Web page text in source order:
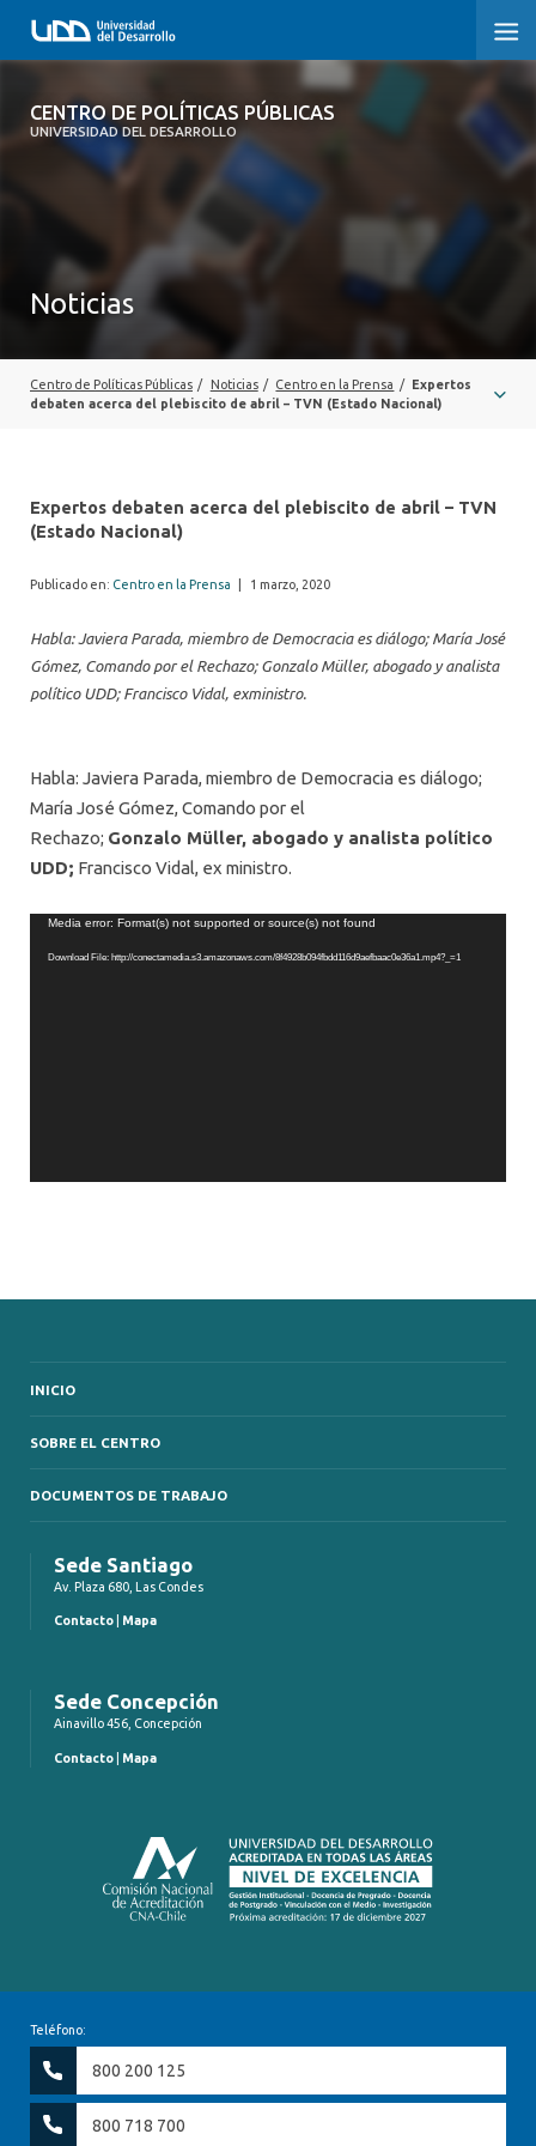
CENTRO DE POLÍTICAS PÚBLICAS
UNIVERSIDAD DEL DESARROLLO
CENTRO DE POLÍTICAS PÚBLICAS
DOCUMENTOS DE TRABAJO
Noticias
Centro de Políticas Públicas / Noticias / Centro en la Prensa /
Expertos
debaten acerca del plebiscito de abril – TVN (Estado Nacional)
Expertos debaten acerca del plebiscito de abril – TVN
(Estado Nacional)
Publicado en: Centro en la Prensa 1 marzo, 2020
Habla: Javiera Parada, miembro de Democracia es diálogo; María José
Gómez, Comando por el Rechazo; Gonzalo Müller, abogado y analista
político UDD; Francisco Vidal, exministro.
Habla: Javiera Parada, miembro de Democracia es diálogo;
María José Gómez, Comando por el
Rechazo; Gonzalo Müller, abogado y analista político
UDD; Francisco Vidal, ex ministro.
Video
Media error: Format(s) not supported or source(s) not found
Download File: http://conectamedia.s3.amazonaws.com/8f4928b094fbdd116d9aefbaac0e36a1.mp4?_=1
INICIO
SOBRE EL CENTRO
DOCUMENTOS DE TRABAJO
Sede Santiago
Av. Plaza 680, Las Condes
Contacto Mapa
Sede Concepción
Ainavillo 456, Concepción
Contacto Mapa
Teléfono:
800 200 125
800 718 700